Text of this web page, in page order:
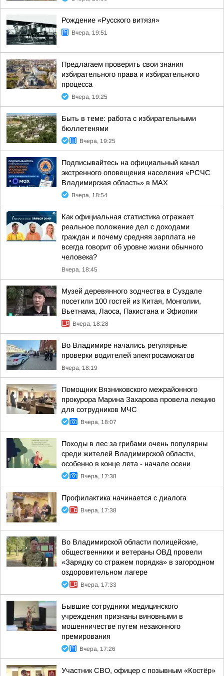
Рождение «Русского витязя»
Вчера, 19:51
Предлагаем проверить свои знания
избирательного права и избирательного
процесса
Вчера, 19:25
Быть в теме: работа с избирательными
бюллетенями
Вчера, 19:25
Подписывайтесь на официальный канал
экстренного оповещения населения «РСЧС
Владимирская область» в МАХ
Вчера, 18:54
Как официальная статистика отражает
реальное положение дел с доходами
граждан и почему средняя зарплата не
всегда говорит об уровне жизни обычного
человека?
Вчера, 18:45
Музей деревянного зодчества в Суздале
посетили 100 гостей из Китая, Монголии,
Вьетнама, Лаоса, Пакистана и Эфиопии
Вчера, 18:28
Во Владимире начались регулярные
проверки водителей электросамокатов
Вчера, 18:19
Помощник Вязниковского межрайонного
прокурора Марина Захарова провела лекцию
для сотрудников МЧС
Вчера, 18:07
Походы в лес за грибами очень популярны
среди жителей Владимирской области,
особенно в конце лета - начале осени
Вчера, 17:38
Профилактика начинается с диалога
Вчера, 17:38
Во Владимирской области полицейские,
общественники и ветераны ОВД провели
«Зарядку со стражем порядка» в загородном
оздоровительном лагере
Вчера, 17:33
Бывшие сотрудники медицинского
учреждения признаны виновными в
мошенничестве путем незаконного
премирования
Вчера, 17:26
Участник СВО, офицер с позывным «Костёр»